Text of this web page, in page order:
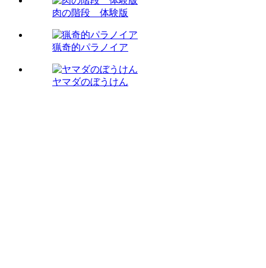
肉の階段 体験版
猟奇的パラノイア
ヤマダのぼうけん